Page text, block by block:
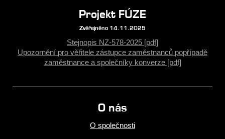
Projekt FÚZE
Zvěřejněno 14.11.2025
Stejnopis NZ-578-2025 [pdf]
Upozornění pro věřitele zástupce zaměstnanců popřípadě
zaměstnance a společníky konverze [pdf]
O nás
O společnosti